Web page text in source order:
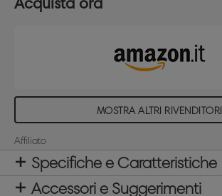
MOSTRA ALTRI RIVENDITORI
Affiliato
Specifiche e Caratteristiche
Accessori e Suggerimenti